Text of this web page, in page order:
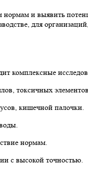
нормам и выявить
для
комплексные
токсичных
кишечной палочки.
нормам.
с высокой точностью.